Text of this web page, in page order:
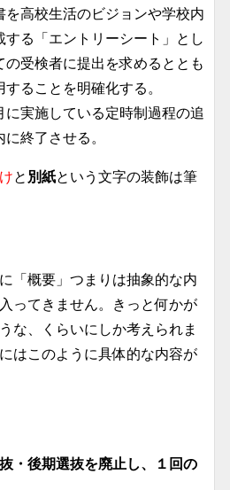
を高校生活のビジョンや学校内
する「エントリーシート」とし
の受検者に提出を求めるととも
ることを明確化する。
に実施している定時制過程の追
終了させる。
と 別紙という文字の装飾は筆
「概要」つまりは抽象的な内
ってきません。きっと何かが
な、くらいにしか考えられま
はこのように具体的な内容が
・後期選抜を廃止し、１回の